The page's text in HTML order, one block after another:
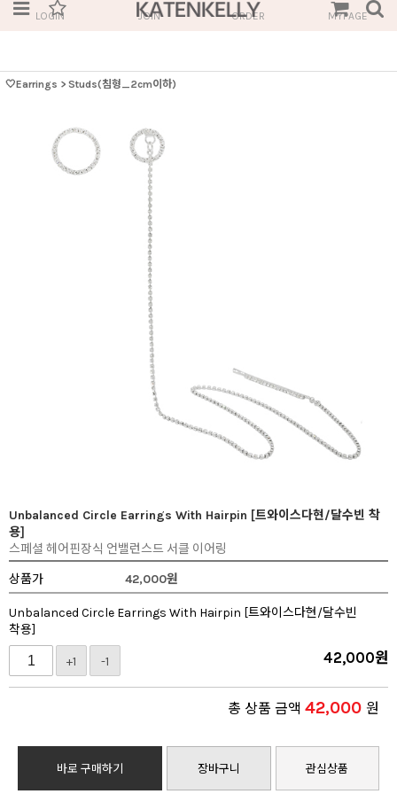
LOGIN JOIN ORDER MYPAGE
🤍Earrings > Studs(침형_2cm이하)
Unbalanced Circle Earrings With Hairpin [트와이스다현/달수빈 착
용]
스페셜 헤어핀장식 언밸런스드 서클 이어링
상품가
42,000원
Unbalanced Circle Earrings With Hairpin [트와이스다현/달수빈
착용]
+1 -1 42,000원
총 상품 금액 42,000 원
바로 구매하기 장바구니 관심상품